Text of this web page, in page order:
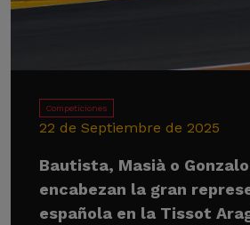
Competiciones
22 de Septiembre de 2025
Bautista, Masià o
encabezan la gran
española en la Tissot